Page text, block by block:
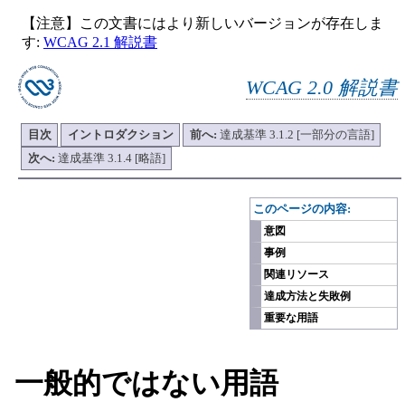
【注意】この文書にはより新しいバージョンが存在しま
す: WCAG 2.1 解説書
WCAG 2.0 解説書
目次 イントロダクション 前へ: 達成基準 3.1.2 [一部分の言語]
次へ: 達成基準 3.1.4 [略語]
このページの内容:
意図
事例
関連リソース
達成方法と失敗例
重要な用語
一般的ではない用語